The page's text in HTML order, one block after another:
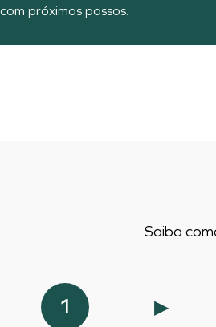
com próximos passos.
Saiba
1 ▶